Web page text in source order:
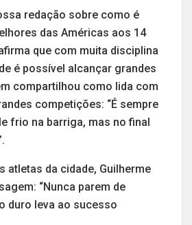
redação sobre como é
das Américas aos 14
que com muita disciplina
é possível alcançar grandes
compartilhou como lida com
competições: “É sempre
frio na barriga, mas no final
atletas da cidade, Guilherme
“Nunca parem de
duro leva ao sucesso